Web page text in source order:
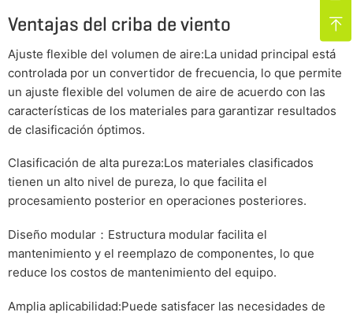
Ventajas del criba de viento
Ajuste flexible del volumen de aire:La unidad principal está
controlada por un convertidor de frecuencia, lo que permite
un ajuste flexible del volumen de aire de acuerdo con las
características de los materiales para garantizar resultados
de clasificación óptimos.
Clasificación de alta pureza:Los materiales clasificados
tienen un alto nivel de pureza, lo que facilita el
procesamiento posterior en operaciones posteriores.
Diseño modular：Estructura modular facilita el
mantenimiento y el reemplazo de componentes, lo que
reduce los costos de mantenimiento del equipo.
Amplia aplicabilidad:Puede satisfacer las necesidades de
